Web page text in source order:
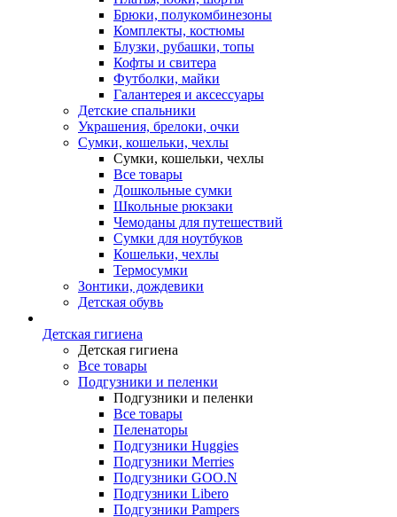
Брюки, полукомбинезоны
Комплекты, костюмы
Блузки, рубашки, топы
Кофты и свитера
Футболки, майки
Галантерея и аксессуары
Детские спальники
Украшения, брелоки, очки
Сумки, кошельки, чехлы
Сумки, кошельки, чехлы
Все товары
Дошкольные сумки
Школьные рюкзаки
Чемоданы для путешествий
Сумки для ноутбуков
Кошельки, чехлы
Термосумки
Зонтики, дождевики
Детская обувь
Детская гигиена
Детская гигиена
Все товары
Подгузники и пеленки
Подгузники и пеленки
Все товары
Пеленаторы
Подгузники Huggies
Подгузники Merries
Подгузники GOO.N
Подгузники Libero
Подгузники Pampers